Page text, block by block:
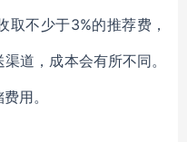
取不少于3%的推荐费，
道，成本会有所不同。
用。